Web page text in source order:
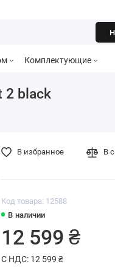
Комплектующие
2 black
Код товара: 12588
В наличии
12 599 ₴
С НДС: 12 599 ₴
В избранное В